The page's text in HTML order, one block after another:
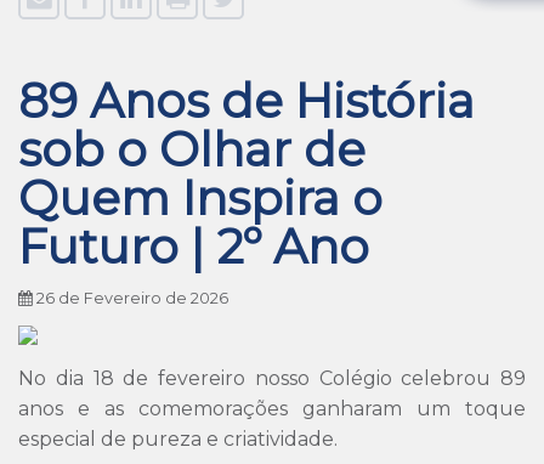
89 Anos de História
sob o Olhar de
Quem Inspira o
Futuro | 2º Ano
26 de Fevereiro de 2026
No dia 18 de fevereiro nosso Colégio celebrou 89
anos e as comemorações ganharam um toque
especial de pureza e criatividade.